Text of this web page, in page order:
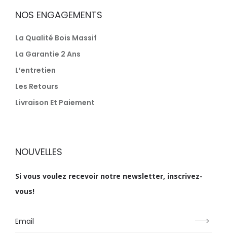
NOS ENGAGEMENTS
La Qualité Bois Massif
La Garantie 2 Ans
L’entretien
Les Retours
Livraison Et Paiement
NOUVELLES
Si vous voulez recevoir notre newsletter, inscrivez-
vous!